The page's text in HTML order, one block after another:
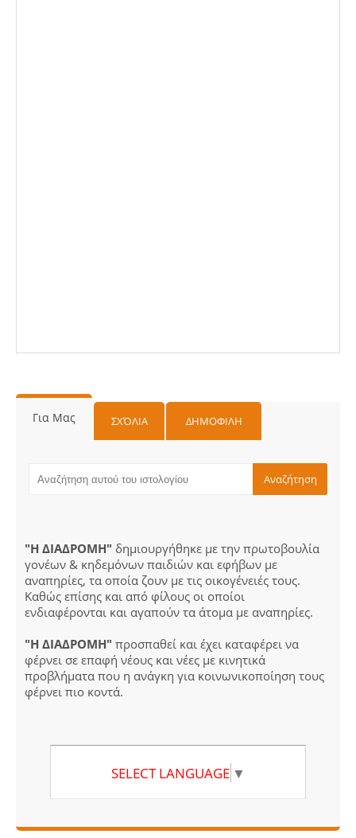
Για Μας ΣΧΌΛΙΑ ΔΗΜΟΦΙΛΗ
"Η ΔΙΑΔΡΟΜΗ" δημιουργήθηκε με την πρωτοβουλία
γονέων & κηδεμόνων παιδιών και εφήβων με
αναπηρίες, τα οποία ζουν με τις οικογένειές τους.
Καθώς επίσης και από φίλους οι οποίοι
ενδιαφέρονται και αγαπούν τα άτομα με αναπηρίες.
"Η ΔΙΑΔΡΟΜΗ" προσπαθεί και έχει καταφέρει να
φέρνει σε επαφή νέους και νέες με κινητικά
προβλήματα που η ανάγκη για κοινωνικοποίηση τους
φέρνει πιο κοντά.
SELECT LANGUAGE ▼